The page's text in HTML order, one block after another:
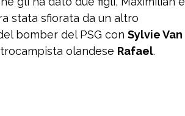
stata sfiorata da un altro
bomber del PSG con Sylvie Van
olandese Rafael.